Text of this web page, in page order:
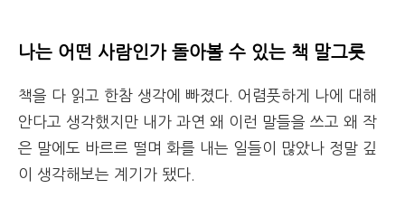
나는 어떤 사람인가 돌아볼 수 있는 책 말그릇
책을 다 읽고 한참 생각에 빠졌다. 어렴풋하게 나에 대해
안다고 생각했지만 내가 과연 왜 이런 말들을 쓰고 왜 작
은 말에도 바르르 떨며 화를 내는 일들이 많았나 정말 깊
이 생각해보는 계기가 됐다.